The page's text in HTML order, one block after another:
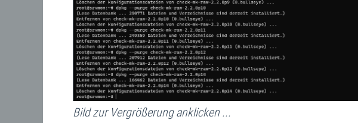
Bild zur Vergrößerung anklicken ...